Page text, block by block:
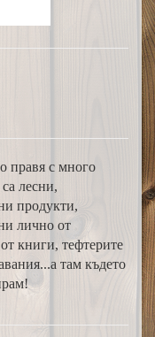
правя с много
лесни,
продукти,
лично от
книги, тефтерите
там където